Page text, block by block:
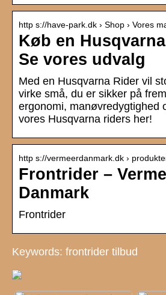
http s://have-park.dk › Shop › Vores
Køb en
Se vores udvalg
Med en Husqvarna Rider vil
virke små, du er sikker på
ergonomi, manøvredygtighed
vores Husqvarna riders her!
http s://vermeerdanmark.dk ›
Frontrider –
Danmark
Frontrider
Keywords: frontrider tilbud